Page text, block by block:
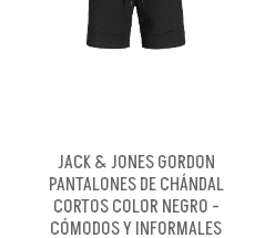
JACK & JONES GORDON
PANTALONES DE CHÁNDAL
CORTOS COLOR NEGRO -
CÓMODOS Y INFORMALES